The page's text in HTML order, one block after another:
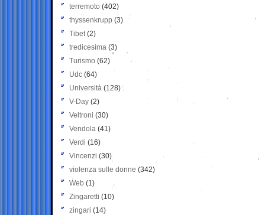
terremoto (402)
thyssenkrupp (3)
Tibet(2)
tredicesima (3)
Turismo (62)
Udc (64)
Università (128)
V-Day (2)
Veltroni (30)
Vendola (41)
Verdi (16)
Vincenzi (30)
violenza sulle donne (342)
Web (1)
Zingaretti (10)
zingari (14)